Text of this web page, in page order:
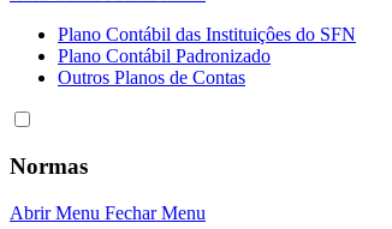
Plano Contábil das Instituiçôes do SFN
Plano Contábil Padronizado
Outros Planos de Contas
Normas
Abrir Menu Fechar Menu